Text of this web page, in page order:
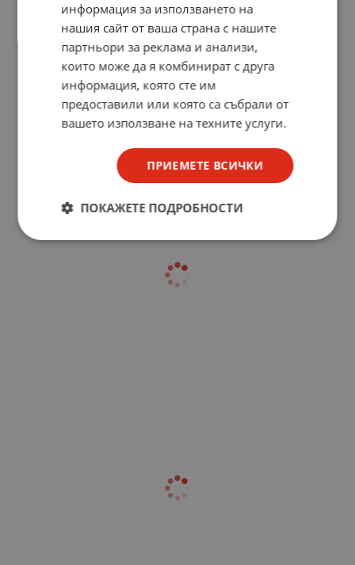
информация за използването на
нашия сайт от ваша страна с нашите
партньори за реклама и анализи,
които може да я комбинират с друга
информация, която сте им
предоставили или която са събрали от
вашето използване на техните услуги.
ПРИЕМЕТЕ ВСИЧКИ
ПОКАЖЕТЕ ПОДРОБНОСТИ